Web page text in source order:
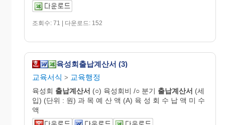
조회수: 71 | 다운로드: 152
육성회출납계산서 (3)
교육서식 > 교육행정
육성회 출납계산서 (○) 육성회비 /○ 분기 출납계산서 (세
입) (단위 : 원) 과 목 예 산 액 (A) 육 성 회 수 납 액 미 수
액